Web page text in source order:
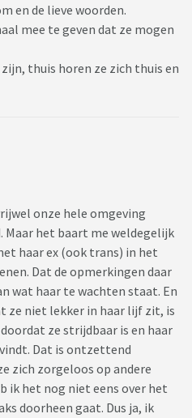
en de lieve woorden.
mee te geven dat ze mogen
thuis horen ze zich thuis en
onze hele omgeving
het baart me weldegelijk
haar ex (ook trans) in het
Dat de opmerkingen daar
wat haar te wachten staat. En
ze niet lekker in haar lijf zit, is
ze strijdbaar is en haar
Dat is ontzettend
zich zorgeloos op andere
ik het nog niet eens over het
doorheen gaat. Dus ja, ik